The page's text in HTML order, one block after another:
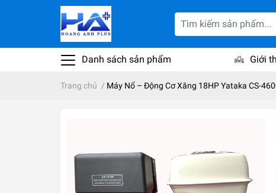
Danh sách sản phẩm Giới
Trang chủ / Máy Nổ – Động Cơ Xăng 18HP Yataka CS-